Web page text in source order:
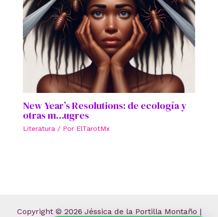
New Year’s Resolutions: de ecología y
otras m…ugres
Literatura / Por ElTarotMx
Copyright © 2026 Jéssica de la Portilla Montaño |